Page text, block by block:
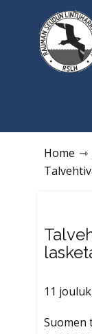
Home ⇾
11
Suomen